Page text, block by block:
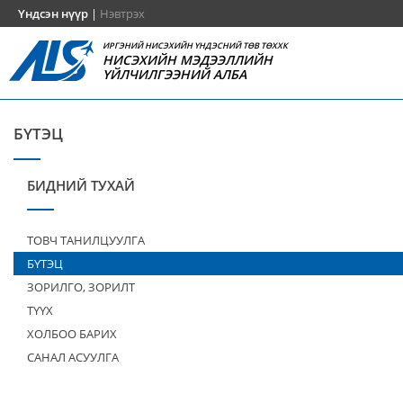
Үндсэн нүүр | Нэвтрэх
ИРГЭНИЙ НИСЭХИЙН ҮНДЭСНИЙ ТӨВ ТӨХХК
НИСЭХИЙН МЭДЭЭЛЛИЙН
ҮЙЛЧИЛГЭЭНИЙ АЛБА
БҮТЭЦ
БИДНИЙ ТУХАЙ
ТОВЧ ТАНИЛЦУУЛГА
БҮТЭЦ
ЗОРИЛГО, ЗОРИЛТ
ТҮҮХ
ХОЛБОО БАРИХ
САНАЛ АСУУЛГА